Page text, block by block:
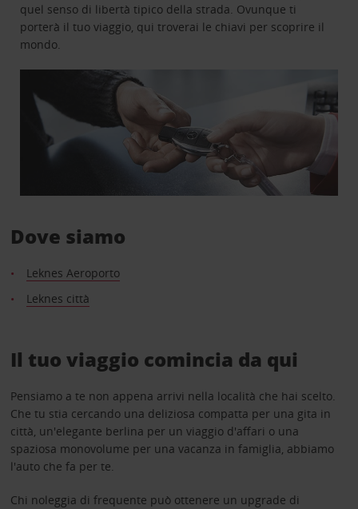
quel senso di libertà tipico della strada. Ovunque ti
porterà il tuo viaggio, qui troverai le chiavi per scoprire il
mondo.
Dove siamo
Leknes Aeroporto
Leknes città
Il tuo viaggio comincia da qui
Pensiamo a te non appena arrivi nella località che hai scelto.
Che tu stia cercando una deliziosa compatta per una gita in
città, un'elegante berlina per un viaggio d'affari o una
spaziosa monovolume per una vacanza in famiglia, abbiamo
l'auto che fa per te.
Chi noleggia di frequente può ottenere un upgrade di